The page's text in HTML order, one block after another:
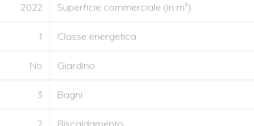
2022 Superficie commerciale (in m²)
1 Classe energetica
No Giardino
3 Bagni